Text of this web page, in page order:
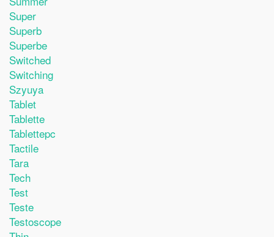
Super
Superb
Superbe
Switched
Switching
Szyuya
Tablet
Tablette
Tablettepc
Tactile
Tara
Tech
Test
Teste
Testoscope